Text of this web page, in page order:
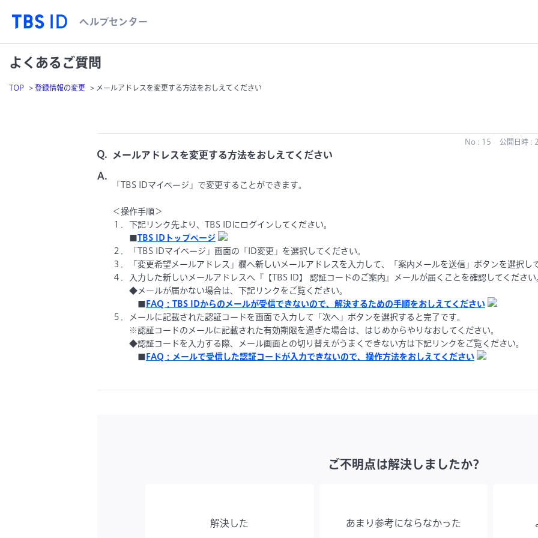
ヘルプセンター
TOP > 登録情報の変更 > メールアドレスを変更する方法をおしえてください
No : 15 公開日時
メールアドレスを変更する方法をおしえてください
「TBS IDマイページ」で変更することができます。
＜操作手順＞
１．下記リンク先より、TBS IDにログインしてください。
TBS IDトップページ
２．「TBS IDマイページ」画面の「ID変更」を選択してください。
３．「変更希望メールアドレス」欄へ新しいメールアドレスを入力して、「案内メールを送信」ボタンを選択し
４．入力した新しいメールアドレスへ『【TBS ID】 認証コードのご案内』メールが届くことを確認してください
◆メールが届かない場合は、下記リンクをご覧ください。
FAQ：TBS IDからのメールが受信できないので、解決するための手順をおしえてください
５．メールに記載された認証コードを画面で入力して「次へ」ボタンを選択すると完了です。
※認証コードのメールに記載された有効期限を過ぎた場合は、はじめからやりなおしてください。
◆認証コードを入力する際、メール画面との切り替えがうまくできない方は下記リンクをご覧ください。
FAQ：メールで受信した認証コードが入力できないので、操作方法をおしえてください
ご不明点は解決しましたか?
解決した あまり参考にならなかった